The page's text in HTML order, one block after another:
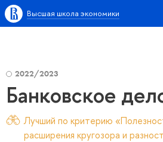
Высшая школа экономики
2022/2023
Банковское
Лучший по критерию
расширения кругозора и